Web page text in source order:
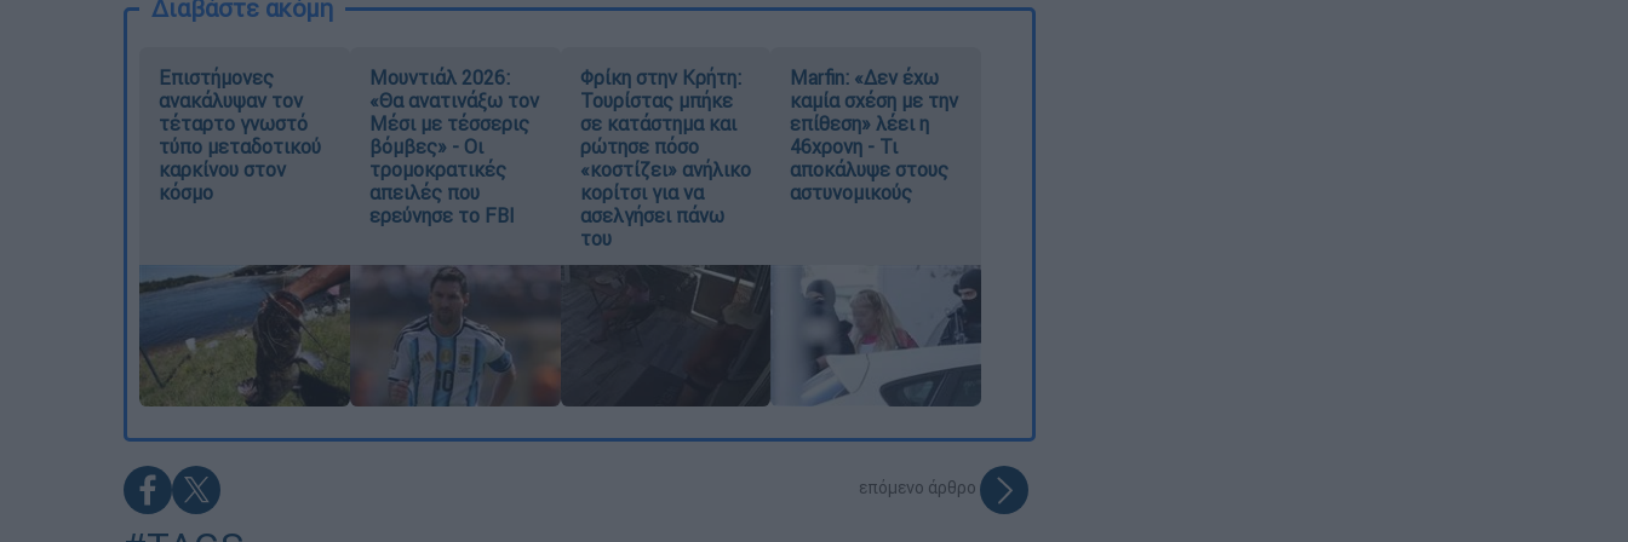
Διαβάστε ακόμη
Επιστήμονες
ανακάλυψαν τον
τέταρτο γνωστό
τύπο μεταδοτικού
καρκίνου στον
κόσμο
Μουντιάλ 2026:
«Θα ανατινάξω τον
Μέσι με τέσσερις
βόμβες» - Οι
τρομοκρατικές
απειλές που
ερεύνησε το FBI
Φρίκη στην Κρήτη:
Τουρίστας μπήκε
σε κατάστημα και
ρώτησε πόσο
«κοστίζει» ανήλικο
κορίτσι για να
ασελγήσει πάνω
του
Marfin: «Δεν έχω
καμία σχέση με την
επίθεση» λέει η
46χρονη - Τι
αποκάλυψε στους
αστυνομικούς
επόμενο άρθρο